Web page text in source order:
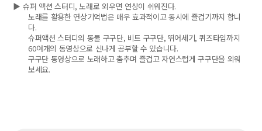
▶슈퍼 액션 스터디,노래로 외우면 연상이 쉬워진다.
노래를 활용한 연상기억법은 매우 효과적이고 동시에 즐겁기까지 합니
다.
슈퍼액션 스터디의 동물 구구단, 비트 구구단, 뛰어세기,퀴즈타임까지
60여개의 동영상으로 신나게 공부할 수 있습니다.
구구단 동영상으로 노래하고 춤추며 즐겁고 자연스럽게 구구단을 외워
보세요.